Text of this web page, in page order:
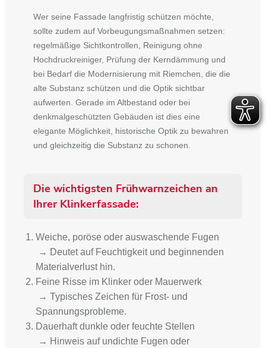
Wer seine Fassade langfristig schützen möchte,
sollte zudem auf Vorbeugungsmaßnahmen setzen:
regelmäßige Sichtkontrollen, Reinigung ohne
Hochdruckreiniger, Prüfung der Kerndämmung und
bei Bedarf die Modernisierung mit Riemchen, die die
alte Substanz schützen und die Optik sichtbar
aufwerten. Gerade im Altbestand oder bei
denkmalgeschützten Gebäuden ist dies eine
elegante Möglichkeit, historische Optik zu bewahren
und gleichzeitig die Substanz zu schonen.
Die wichtigsten Frühwarnzeichen an
Ihrer Klinkerfassade:
Weiche, poröse oder auswaschende Fugen
→ Deutet auf Feuchtigkeit und beginnenden
Materialverlust hin.
Feine Risse im Klinker oder Mauerwerk
→ Typisches Zeichen für Frost- und
Spannungsprobleme.
Dauerhaft dunkle oder feuchte Stellen
→ Hinweis auf undichte Fugen oder